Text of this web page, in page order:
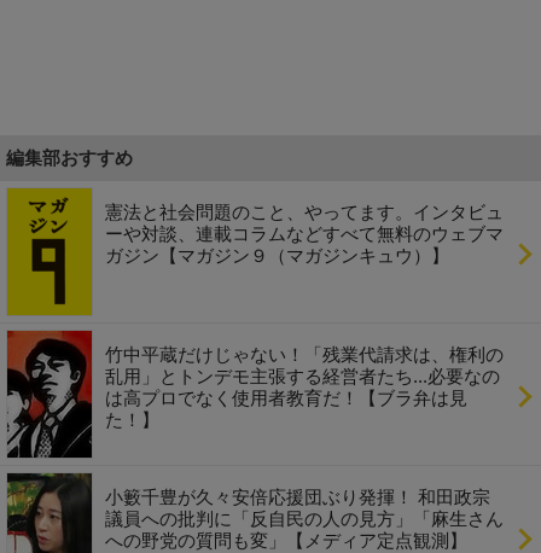
編集部おすすめ
憲法と社会問題のこと、やってます。インタビュ
ーや対談、連載コラムなどすべて無料のウェブマ
ガジン【マガジン９（マガジンキュウ）】
竹中平蔵だけじゃない！「残業代請求は、権利の
乱用」とトンデモ主張する経営者たち...必要なの
は高プロでなく使用者教育だ！【ブラ弁は見
た！】
小籔千豊が久々安倍応援団ぶり発揮！ 和田政宗
議員への批判に「反自民の人の見方」「麻生さん
への野党の質問も変」【メディア定点観測】